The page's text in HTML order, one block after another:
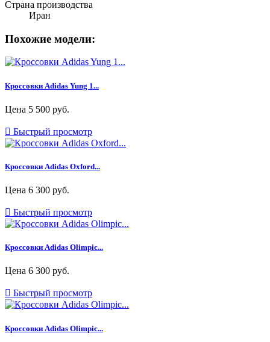
Страна производства
Иран
Похожие модели:
Кроссовки Adidas Yung 1...
Цена 5 500 руб.
 Быстрый просмотр
Кроссовки Adidas Oxford...
Цена 6 300 руб.
 Быстрый просмотр
Кроссовки Adidas Olimpic...
Цена 6 300 руб.
 Быстрый просмотр
Кроссовки Adidas Olimpic...